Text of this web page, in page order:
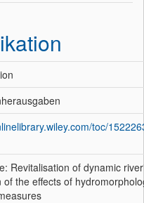
toc/
Revitalisation of dynamic
of the effects of